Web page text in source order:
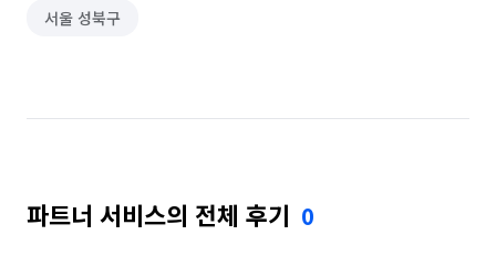
서울 성북구
파트너 서비스의 전체 후기 0